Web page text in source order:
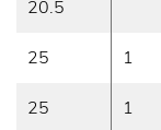
20.5
25 1
25 1